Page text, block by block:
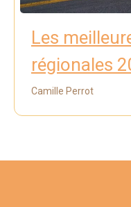
Les
régionales
Camille Perrot